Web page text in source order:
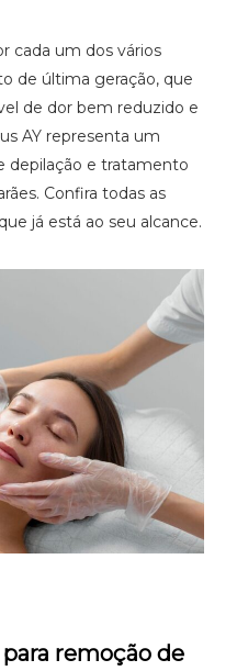
cada um dos vários
de última geração, que
de dor bem reduzido e
AY representa um
depilação e tratamento
Confira todas as
já está ao seu alcance.
remoção de